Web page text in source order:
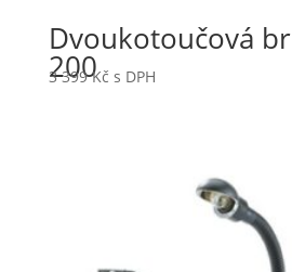
Dvoukotoučová
200
3 399Kč s DPH